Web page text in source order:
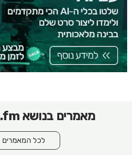
מאמרים בנושא Open AI.fm:
לכל המאמרים